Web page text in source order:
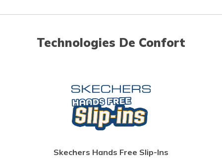
Technologies De Confort
Skechers Hands Free Slip-Ins